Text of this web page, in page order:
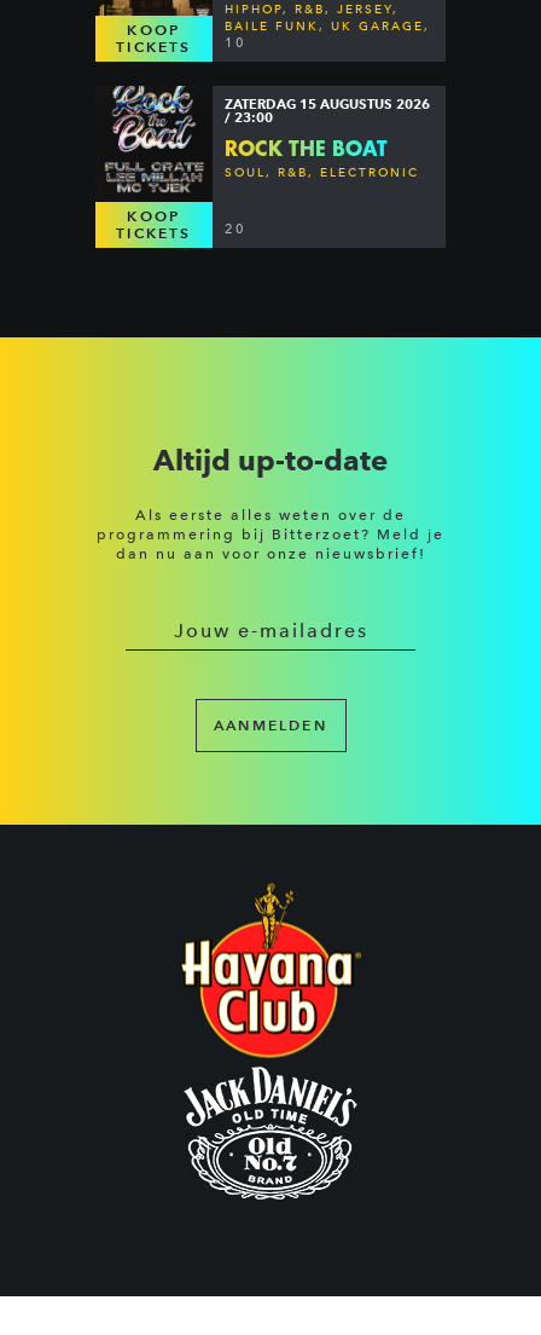
KOOP
TICKETS
HIPHOP, R&B, JERSEY,
BAILE FUNK, UK GARAGE,
DANCEHALL & MORE
10
KOOP
TICKETS
ZATERDAG 15 AUGUSTUS 2026
/ 23:00
ROCK THE BOAT
SOUL, R&B, ELECTRONIC
20
Altijd up-to-date
Als eerste alles weten over de
programmering bij Bitterzoet? Meld je
dan nu aan voor onze nieuwsbrief!
AANMELDEN